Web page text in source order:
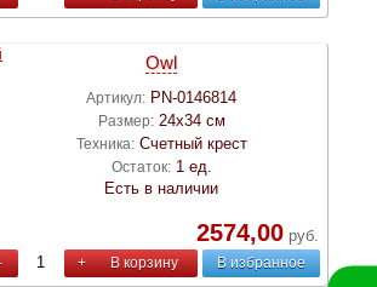
Owl
Артикул: PN-0146814
Размер: 24х34 см
Техника: Счетный крест
Остаток: 1 ед.
Есть в наличии
2574,00руб.
+ В корзину В избранное